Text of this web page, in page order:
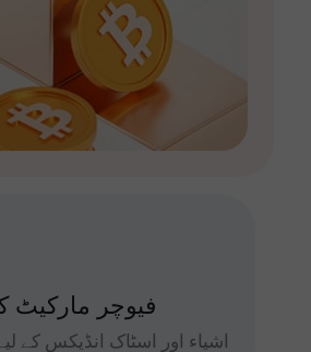
فیوچر مارکیٹ
اشیاء اور اسٹاک انڈیکس کے